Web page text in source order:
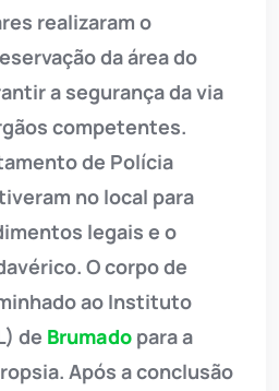
realizaram o
da área do
a segurança da via
competentes.
de Polícia
no local para
legais e o
O corpo de
ao Instituto
de Brumado para a
Após a conclusão